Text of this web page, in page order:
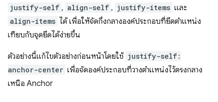
justify-self , align-self , justify-items และ
align-items ได้ เพื่อให้จัดกึ่งกลางองค์ประกอบที่ยึดตำแหน่ง
เทียบกับจุดยึดได้ง่ายขึ้น
ตัวอย่างนี้แก้ไขตัวอย่างก่อนหน้าโดยใช้ justify-self:
anchor-center เพื่อจัดองค์ประกอบที่วางตำแหน่งไว้ตรงกลาง
เหนือ Anchor